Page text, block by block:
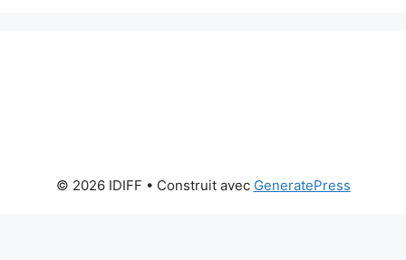
© 2026 IDIFF • Construit avec GeneratePress